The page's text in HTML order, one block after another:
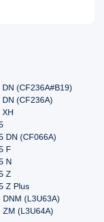
(CF236A#B19)
(CF236A)
DN (CF066A)
F
N
Z
Z Plus
(L3U63A)
ZM (L3U64A)